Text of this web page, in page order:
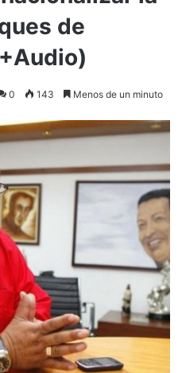
de
0 143 Menos de un minuto